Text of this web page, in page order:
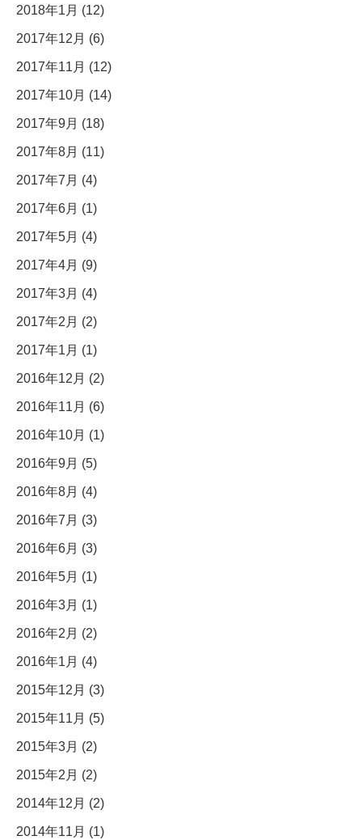
2018年1月 (12)
2017年12月 (6)
2017年11月 (12)
2017年10月 (14)
2017年9月 (18)
2017年8月 (11)
2017年7月 (4)
2017年6月 (1)
2017年5月 (4)
2017年4月 (9)
2017年3月 (4)
2017年2月 (2)
2017年1月 (1)
2016年12月 (2)
2016年11月 (6)
2016年10月 (1)
2016年9月 (5)
2016年8月 (4)
2016年7月 (3)
2016年6月 (3)
2016年5月 (1)
2016年3月 (1)
2016年2月 (2)
2016年1月 (4)
2015年12月 (3)
2015年11月 (5)
2015年3月 (2)
2015年2月 (2)
2014年12月 (2)
2014年11月 (1)